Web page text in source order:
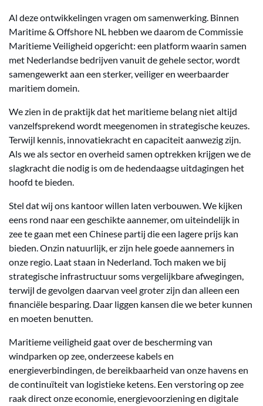
Al deze ontwikkelingen vragen om samenwerking. Binnen
Maritime & Offshore NL hebben we daarom de Commissie
Maritieme Veiligheid opgericht: een platform waarin samen
met Nederlandse bedrijven vanuit de gehele sector, wordt
samengewerkt aan een sterker, veiliger en weerbaarder
maritiem domein.
We zien in de praktijk dat het maritieme belang niet altijd
vanzelfsprekend wordt meegenomen in strategische keuzes.
Terwijl kennis, innovatiekracht en capaciteit aanwezig zijn.
Als we als sector en overheid samen optrekken krijgen we de
slagkracht die nodig is om de hedendaagse uitdagingen het
hoofd te bieden.
Stel dat wij ons kantoor willen laten verbouwen. We kijken
eens rond naar een geschikte aannemer, om uiteindelijk in
zee te gaan met een Chinese partij die een lagere prijs kan
bieden. Onzin natuurlijk, er zijn hele goede aannemers in
onze regio. Laat staan in Nederland. Toch maken we bij
strategische infrastructuur soms vergelijkbare afwegingen,
terwijl de gevolgen daarvan veel groter zijn dan alleen een
financiële besparing. Daar liggen kansen die we beter kunnen
en moeten benutten.
Maritieme veiligheid gaat over de bescherming van
windparken op zee, onderzeese kabels en
energieverbindingen, de bereikbaarheid van onze havens en
de continuïteit van logistieke ketens. Een verstoring op zee
raak direct onze economie, energievoorziening en digitale